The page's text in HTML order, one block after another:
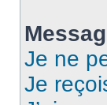
Je ne
Je